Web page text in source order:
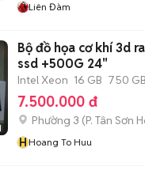
Liên Đàm
Bộ đồ họa cơ khí 3d
ssd +500G 24"
Intel Xeon 16 GB 750 GB
7.500.000 đ
Phường 3 (P. Tân Sơn
HHoang To Huu